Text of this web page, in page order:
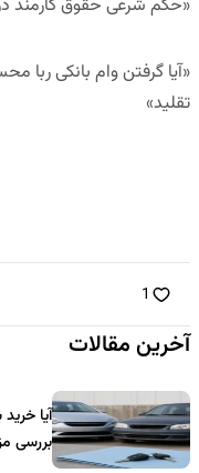
«حکم شرعی حقوق کارمند
«آیا گرفتن وام بانکی
تقلید»
1
آخرین مقالات
آیا
بررسی